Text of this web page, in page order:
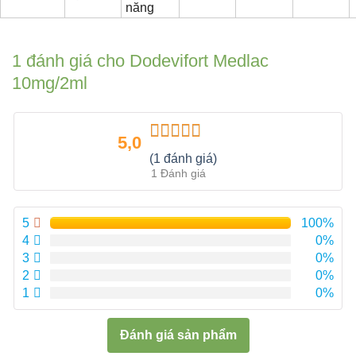
năng
1 đánh giá cho Dodevifort Medlac
10mg/2ml
5,0
Được xếp
hạng 5.00
sao
(1 đánh giá)
1 Đánh giá
5
100%
4
0%
3
0%
2
0%
1
0%
Đánh giá sản phẩm